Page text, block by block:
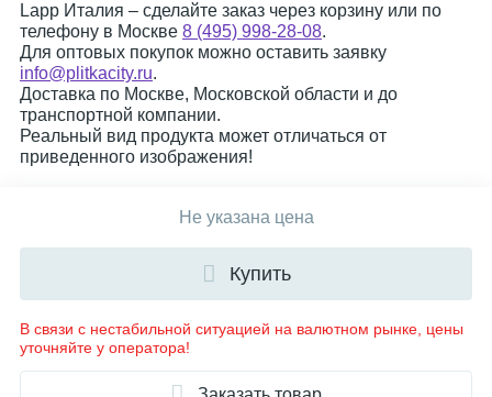
Lapp Италия – сделайте заказ через корзину или по
телефону в Москве 8 (495) 998-28-08.
Для оптовых покупок можно оставить заявку
info@plitkacity.ru.
Доставка по Москве, Московской области и до
транспортной компании.
Реальный вид продукта может отличаться от
приведенного изображения!
Не указана цена
Купить
В связи с нестабильной ситуацией на валютном рынке, цены
уточняйте у оператора!